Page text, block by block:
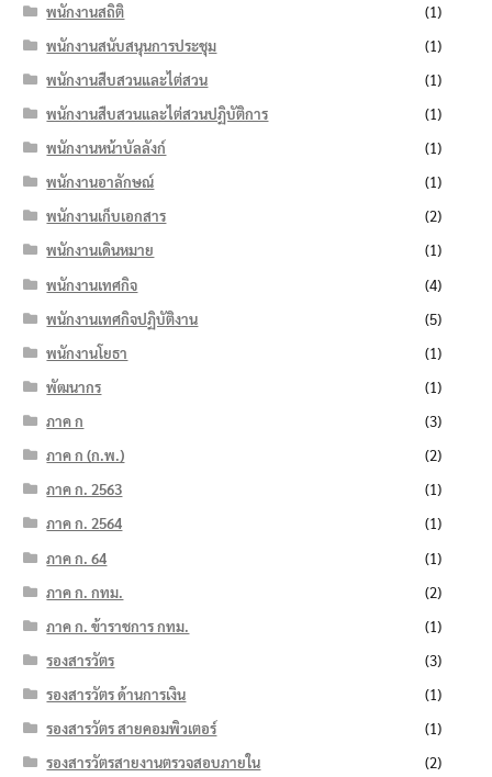
พนักงานสถิติ
(1)
พนักงานสนับสนุนการประชุม
(1)
พนักงานสืบสวนและไต่สวน
(1)
พนักงานสืบสวนและไต่สวนปฏิบัติการ
(1)
พนักงานหน้าบัลลังก์
(1)
พนักงานอาลักษณ์
(1)
พนักงานเก็บเอกสาร
(2)
พนักงานเดินหมาย
(1)
พนักงานเทศกิจ
(4)
พนักงานเทศกิจปฏิบัติงาน
(5)
พนักงานโยธา
(1)
พัฒนากร
(1)
ภาค ก
(3)
ภาค ก (ก.พ.)
(2)
ภาค ก. 2563
(1)
ภาค ก. 2564
(1)
ภาค ก. 64
(1)
ภาค ก. กทม.
(2)
ภาค ก. ข้าราชการ กทม.
(1)
รองสารวัตร
(3)
รองสารวัตร ด้านการเงิน
(1)
รองสารวัตร สายคอมพิวเตอร์
(1)
รองสารวัตรสายงานตรวจสอบภายใน
(2)